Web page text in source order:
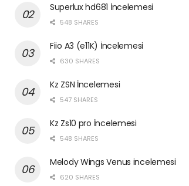
Superlux hd681 İncelemesi
548 SHARES
Fiio A3 (e11K) İncelemesi
630 SHARES
Kz ZSN İncelemesi
547 SHARES
Kz Zs10 pro İncelemesi
548 SHARES
Melody Wings Venus incelemesi
620 SHARES